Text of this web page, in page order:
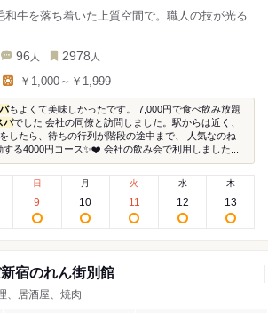
和牛を落ち着いた上質空間で。職人の技が光る
96 人 2978 人
￥1,000～￥1,999
もよくて美味しかったです。 7,000円で食べ飲み放題
パでした 会社の同僚と訪問しました。駅からは近く、
したら、待ちの行列が階段の途中まで、 人気なのね
る4000円コース✨❤️ 会社の飲み会で利用しました...
日
9
月
10
火
11
水
12
木
13
宿のれん街別館
、居酒屋、焼肉